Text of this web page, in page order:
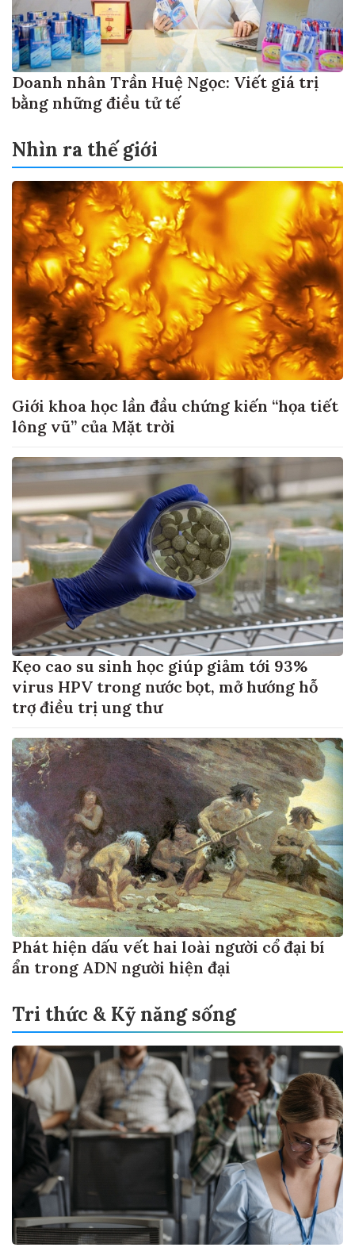
Doanh nhân Trần Huệ Ngọc: Viết giá trị
bằng những điều tử tế
Nhìn ra thế giới
Giới khoa học lần đầu chứng kiến “họa tiết
lông vũ” của Mặt trời
Kẹo cao su sinh học giúp giảm tới 93%
virus HPV trong nước bọt, mở hướng hỗ
trợ điều trị ung thư
Phát hiện dấu vết hai loài người cổ đại bí
ẩn trong ADN người hiện đại
Tri thức & Kỹ năng sống